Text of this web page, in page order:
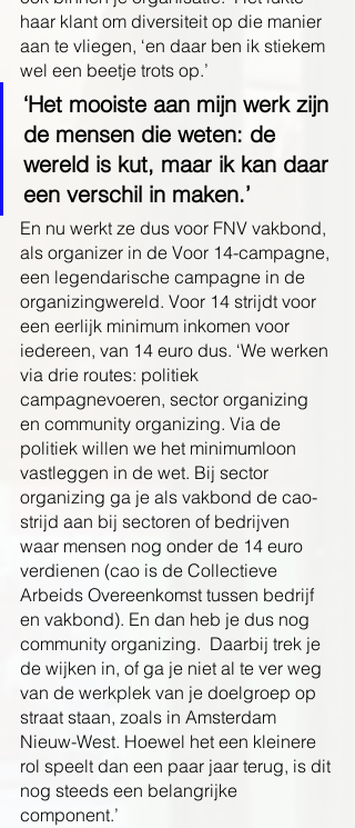
haar klant om diversiteit op die manier
aan te vliegen, ‘en daar ben ik stiekem
wel een beetje trots op.’
‘Het mooiste aan mijn werk zijn
de mensen die weten: de
wereld is kut, maar ik kan daar
een verschil in maken.’
En nu werkt ze dus voor FNV vakbond,
als organizer in de Voor 14-campagne,
een legendarische campagne in de
organizingwereld. Voor 14 strijdt voor
een eerlijk minimum inkomen voor
iedereen, van 14 euro dus. ‘We werken
via drie routes: politiek
campagnevoeren, sector organizing
en community organizing. Via de
politiek willen we het minimumloon
vastleggen in de wet. Bij sector
organizing ga je als vakbond de cao-
strijd aan bij sectoren of bedrijven
waar mensen nog onder de 14 euro
verdienen (cao is de Collectieve
Arbeids Overeenkomst tussen bedrijf
en vakbond). En dan heb je dus nog
community organizing.  Daarbij trek je
de wijken in, of ga je niet al te ver weg
van de werkplek van je doelgroep op
straat staan, zoals in Amsterdam
Nieuw-West. Hoewel het een kleinere
rol speelt dan een paar jaar terug, is dit
nog steeds een belangrijke
component.’